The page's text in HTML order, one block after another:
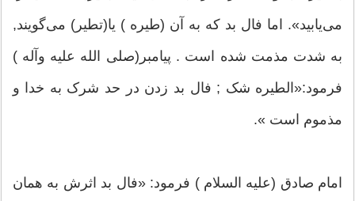
می‌یابید». اما فال بد که به آن (طیره ) یا(تطیر) می‌گویند,
به شدت مذمت شده است . پیامبر(صلی الله علیه وآله )
فرمود:«الطیره شک ; فال بد زدن در حد شرک به خدا و
مذموم است ».
امام صادق (علیه السلام ) فرمود: «فال بد اثرش به همان